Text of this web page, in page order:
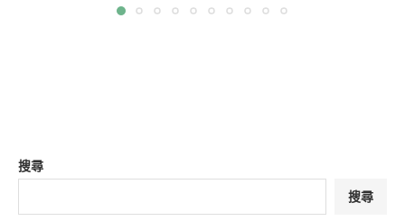
搜尋
搜尋